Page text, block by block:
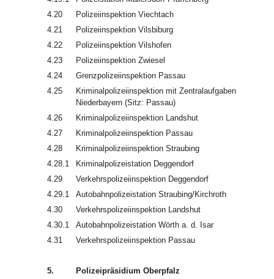
4.20
Polizeiinspektion Viechtach
4.21
Polizeiinspektion Vilsbiburg
4.22
Polizeiinspektion Vilshofen
4.23
Polizeiinspektion Zwiesel
4.24
Grenzpolizeiinspektion Passau
4.25
Kriminalpolizeiinspektion mit Zentralaufgaben
Niederbayern (Sitz: Passau)
4.26
Kriminalpolizeiinspektion Landshut
4.27
Kriminalpolizeiinspektion Passau
4.28
Kriminalpolizeiinspektion Straubing
4.28.1
Kriminalpolizeistation Deggendorf
4.29
Verkehrspolizeiinspektion Deggendorf
4.29.1
Autobahnpolizeistation Straubing/Kirchroth
4.30
Verkehrspolizeiinspektion Landshut
4.30.1
Autobahnpolizeistation Wörth a. d. Isar
4.31
Verkehrspolizeiinspektion Passau
5.
Polizeipräsidium Oberpfalz